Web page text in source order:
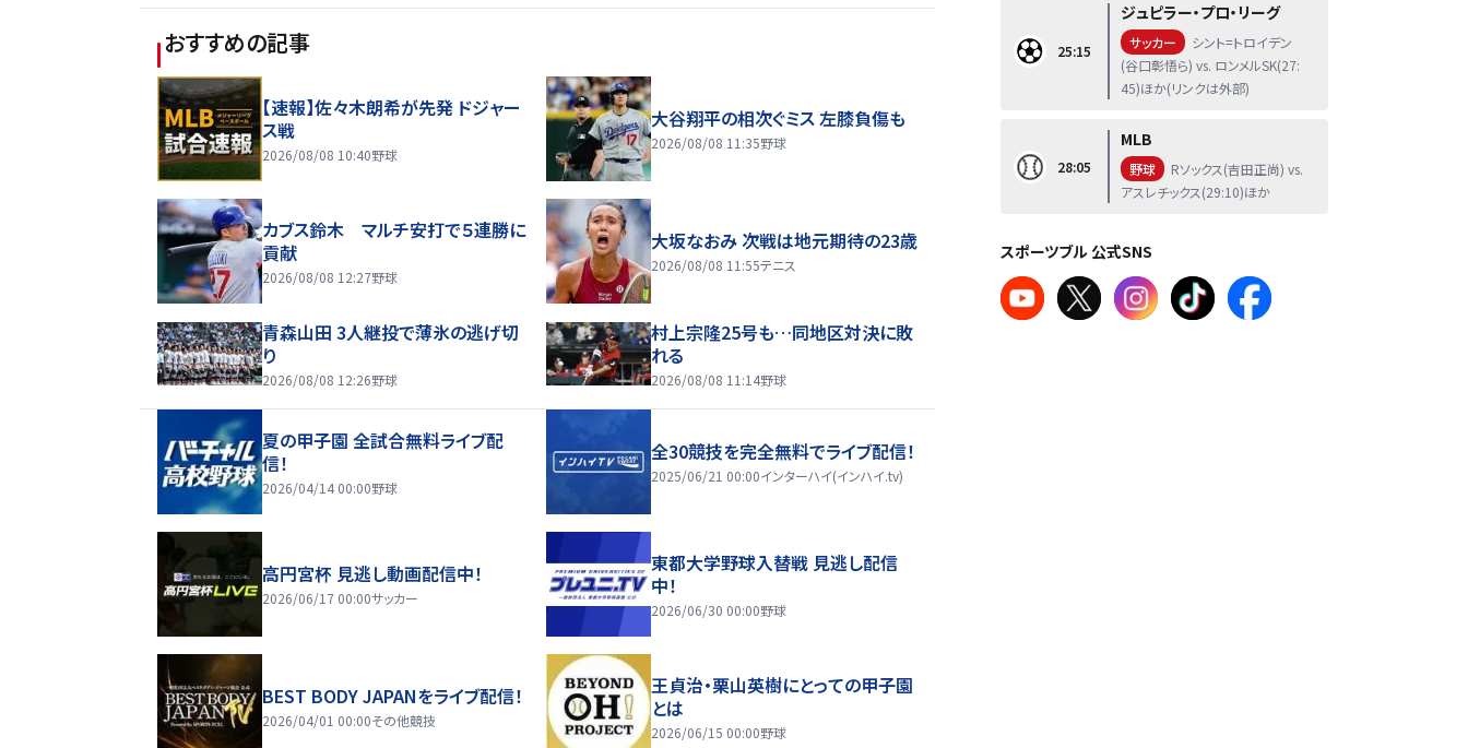
おすすめの記事
【速報】佐々木朗希が先発 ドジャー
ス戦
2026/08/08 10:40野球
大谷翔平の相次ぐミス 左膝負傷も
2026/08/08 11:35野球
カブス鈴木 マルチ安打で５連勝に
貢献
2026/08/08 12:27野球
大坂なおみ 次戦は地元期待の23歳
2026/08/08 11:55テニス
青森山田 3人継投で薄氷の逃げ切
り
2026/08/08 12:26野球
村上宗隆25号も…同地区対決に敗
れる
2026/08/08 11:14野球
夏の甲子園 全試合無料ライブ配
信！
2026/04/14 00:00野球
全30競技を完全無料でライブ配信！
2025/06/21 00:00インターハイ(インハイ.tv)
高円宮杯 見逃し動画配信中！
2026/06/17 00:00サッカー
東都大学野球入替戦 見逃し配信
中！
2026/06/30 00:00野球
BEST BODY JAPANをライブ配信！
2026/04/01 00:00その他競技
王貞治・栗山英樹にとっての甲子園
とは
2026/06/15 00:00野球
25:15
ジュピラー・プロ・リーグ
サッカー
シント=トロイデン
(谷口彰悟ら) vs. ロンメルSK(27:
45)ほか(リンクは外部)
28:05
MLB
野球
Rソックス(吉田正尚) vs.
アスレチックス(29:10)ほか
スポーツブル 公式SNS